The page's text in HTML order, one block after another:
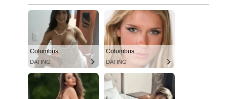
Columbus
DATING
Columbus
DATING